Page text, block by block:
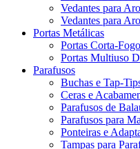
Vedantes para
Vedantes para
Portas Metálicas
Portas Corta-
Portas Multiuso
Parafusos
Buchas e Tap-
Ceras e
Parafusos de
Parafusos para
Ponteiras e
Tampas para